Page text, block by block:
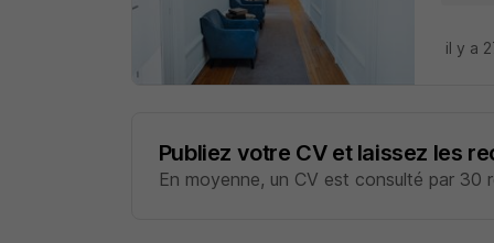
il y a
Publiez votre CV et laissez les
En moyenne, un CV est consulté par 30